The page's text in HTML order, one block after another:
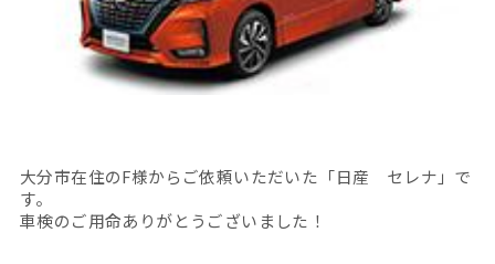
大分市在住のF様からご依頼いただいた「日産 セレナ」で
す。
車検のご用命ありがとうございました！